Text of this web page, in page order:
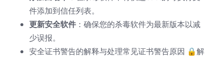
件添加到信任列表。
更新安全软件 ：确保您的杀毒软件为最新版本以减
少误报。
安全证书警告的解释与处理常见证书警告原因 🔒解